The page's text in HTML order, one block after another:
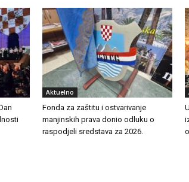
Aktuelno
Fonda za zaštitu i ostvarivanje
manjinskih prava donio odluku o
raspodjeli sredstava za 2026.